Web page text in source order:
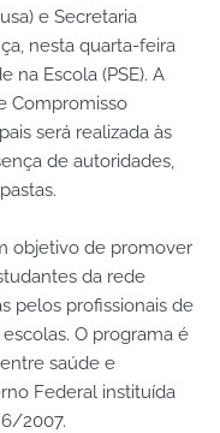
e Secretaria
nesta quarta-feira
na Escola (PSE). A
Compromisso
será realizada às
de autoridades,
objetivo de promover
da rede
pelos profissionais de
O programa é
saúde e
Federal instituída
2007.